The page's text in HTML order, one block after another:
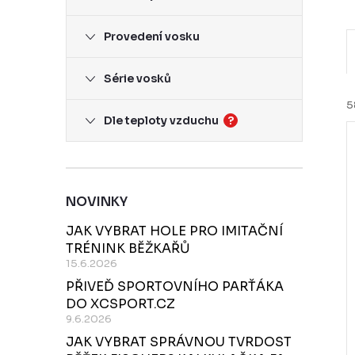
Provedení vosku
Série vosků
Dle teploty vzduchu ?
NOVINKY
JAK VYBRAT HOLE PRO IMITAČNÍ
TRÉNINK BĚŽKAŘŮ
15.6.2026
PŘIVEĎ SPORTOVNÍHO PARŤÁKA
DO XCSPORT.CZ
9.6.2026
JAK VYBRAT SPRÁVNOU TVRDOST
a